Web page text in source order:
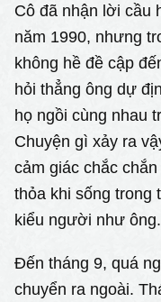
Cô đã nhận lời cầu
năm 1990, nhưng
không hề đề cập
hỏi thẳng ông dự
họ ngồi cùng nhau
Chuyện gì xảy ra
cảm giác chắc
thỏa khi sống trong
kiểu người như ông.
Đến tháng 9, quá
chuyển ra ngoài.